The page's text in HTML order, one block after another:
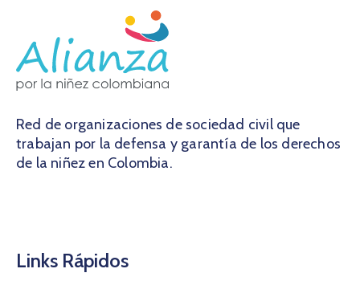
Red de organizaciones de sociedad civil que
trabajan por la defensa y garantía de los derechos
de la niñez en Colombia.
Links Rápidos